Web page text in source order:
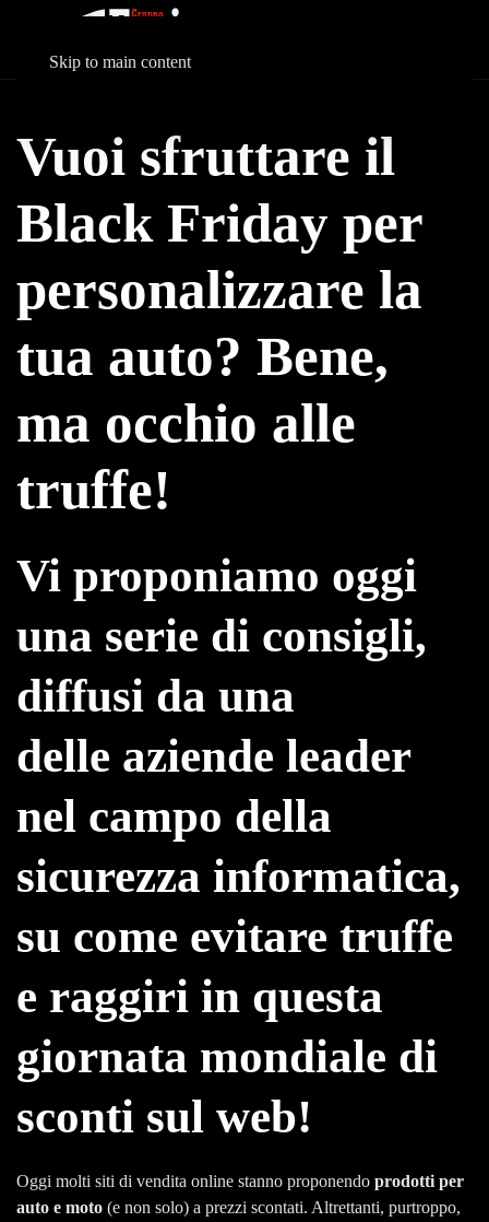
Skip to main content
Vuoi sfruttare il
Black Friday per
personalizzare la
tua auto? Bene,
ma occhio alle
truffe!
Vi proponiamo oggi
una serie di consigli,
diffusi da una
delle aziende leader
nel campo della
sicurezza informatica,
su come evitare truffe
e raggiri in questa
giornata mondiale di
sconti sul web!
Oggi molti siti di vendita online stanno proponendo prodotti per
auto e moto (e non solo) a prezzi scontati. Altrettanti, purtroppo,